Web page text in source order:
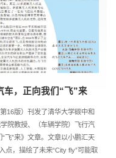
车，正向我们“飞”来
16版）刊发了清华大学碳中和
院教授、（车辆学院）飞行汽
飞”来》文章。文章以小鹏汇天
点，描绘了未来“City fly”可能取